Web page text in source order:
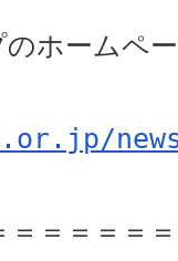
ホームペ
＝＝＝＝＝